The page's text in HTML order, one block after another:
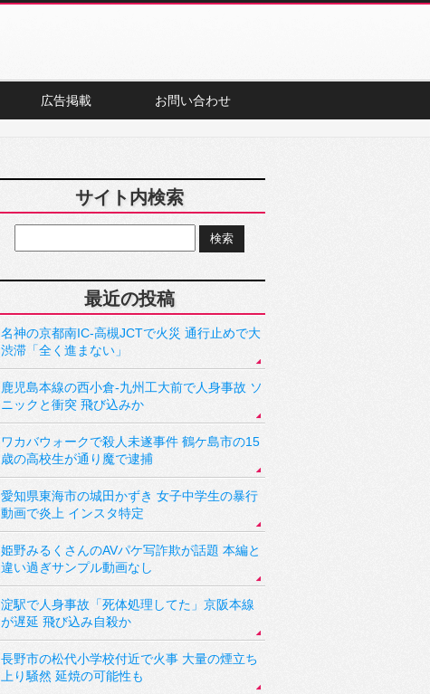
広告掲載 お問い合わせ
サイト内検索
最近の投稿
名神の京都南IC-高槻JCTで火災 通行止めで大
渋滞「全く進まない」
鹿児島本線の西小倉-九州工大前で人身事故 ソ
ニックと衝突 飛び込みか
ワカバウォークで殺人未遂事件 鶴ケ島市の15
歳の高校生が通り魔で逮捕
愛知県東海市の城田かずき 女子中学生の暴行
動画で炎上 インスタ特定
姫野みるくさんのAVパケ写詐欺が話題 本編と
違い過ぎサンプル動画なし
淀駅で人身事故「死体処理してた」京阪本線
が遅延 飛び込み自殺か
長野市の松代小学校付近で火事 大量の煙立ち
上り騒然 延焼の可能性も